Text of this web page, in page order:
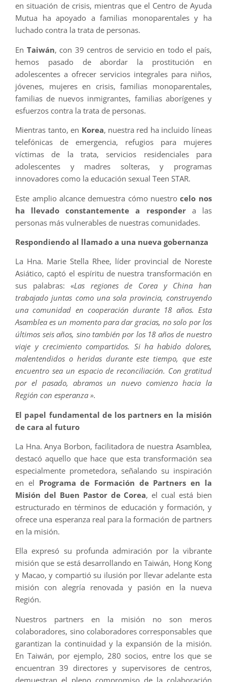
en situación de crisis, mientras que el Centro de Ayuda
Mutua ha apoyado a familias monoparentales y ha
luchado contra la trata de personas.
En Taiwán, con 39 centros de servicio en todo el país,
hemos pasado de abordar la prostitución en
adolescentes a ofrecer servicios integrales para niños,
jóvenes, mujeres en crisis, familias monoparentales,
familias de nuevos inmigrantes, familias aborígenes y
esfuerzos contra la trata de personas.
Mientras tanto, en Korea, nuestra red ha incluido líneas
telefónicas de emergencia, refugios para mujeres
víctimas de la trata, servicios residenciales para
adolescentes y madres solteras, y programas
innovadores como la educación sexual Teen STAR.
Este amplio alcance demuestra cómo nuestrocelo nos
ha llevado constantemente a respondera las
personas más vulnerables de nuestras comunidades.
Respondiendo al llamado a una nueva gobernanza
La Hna. Marie Stella Rhee, líder provincial de Noreste
Asiático, captó el espíritu de nuestra transformación en
sus palabras: «Las regiones de Corea y China han
trabajado juntas como una sola provincia, construyendo
una comunidad en cooperación durante 18 años. Esta
Asamblea es un momento para dar gracias, no solo por los
últimos seis años, sino también por los 18 años de nuestro
viaje y crecimiento compartidos. Si ha habido dolores,
malentendidos o heridas durante este tiempo, que este
encuentro sea un espacio de reconciliación. Con gratitud
por el pasado, abramos un nuevo comienzo hacia la
Región con esperanza ».
El papel fundamental de los partners en la misión
de cara al futuro
La Hna. Anya Borbon, facilitadora de nuestra Asamblea,
destacó aquello que hace que esta transformación sea
especialmente prometedora, señalando su inspiración
en el Programa de Formación de Partners en la
Misión del Buen Pastor de Corea, el cual está bien
estructurado en términos de educación y formación, y
ofrece una esperanza real para la formación de partners
en la misión.
Ella expresó su profunda admiración por la vibrante
misión que se está desarrollando en Taiwán, Hong Kong
y Macao, y compartió su ilusión por llevar adelante esta
misión con alegría renovada y pasión en la nueva
Región.
Nuestros partners en la misión no son meros
colaboradores, sino colaboradores corresponsables que
garantizan la continuidad y la expansión de la misión.
En Taiwán, por ejemplo, 280 socios, entre los que se
encuentran 39 directores y supervisores de centros,
demuestran el pleno compromiso de la colaboración